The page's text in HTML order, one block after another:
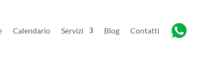
Calendario Servizi Blog Contatti